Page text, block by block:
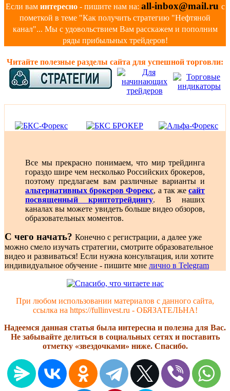
Если вам интересно- пишите нам на: all-inbox@mail.ru с
пометкой в теме "Как получить стратегию "Нефтяной
канал"... Мы с удовольствием Вам расскажем и пополним
ряды прибыльных трейдеров!
Читайте полезные разделы сайта для успешной торговли:
Все мы прекрасно понимаем, что мир трейдинга
гораздо шире чем несколько Российских брокеров,
поэтому предлагаем вам различные варианты и
альтернативных брокеров Форекс, а так жесайт
посвященный криптотрейдингу. В наших
каналах вы можете увидеть больше видео обзоров,
образовательных моментов.
С чего начать? Конечно с регистрации, а далее уже
можно смело изучать стратегии, смотрите образовательное
видео и развиваться! Если нужна консультация, или хотите
индивидуальное обучение - пишите мне лично в Telegram
При любом использовании материалов с данного сайта,
ссылка на https://fullinvest.ru - ОБЯЗАТЕЛЬНА!
Надеемся данная статья была интересна и полезна для Вас.
Не забывайте делиться в социальных сетях и поставить
отметку «звездочками» ниже. Спасибо.